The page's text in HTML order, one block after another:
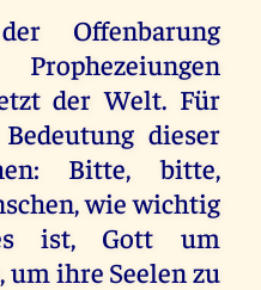
Offenbarung
der Welt. Für
dieser
Bitte, bitte,
wie wichtig
ist, Gott um
ihre Seelen zu